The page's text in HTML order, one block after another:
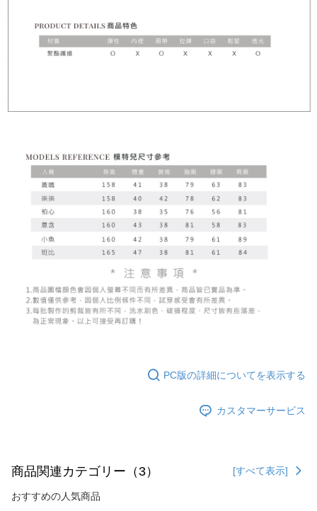
PC版の詳細についてを表示する
カスタマーサービス
商品関連カテゴリー（3） [すべて表示]
おすすめの人気商品